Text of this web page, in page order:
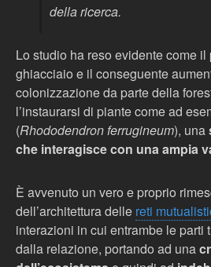
della ricerca.
Lo studio ha reso evidente come
ghiacciaio e il conseguente
colonizzazione da parte della
l’instaurarsi di piante come ad
(Rhododendron ferrugineum), una
che interagisce con una ampia
È avvenuto un vero e proprio
dell’architettura delle reti
interazioni in cui entrambe le parti
dalla relazione, portando ad una